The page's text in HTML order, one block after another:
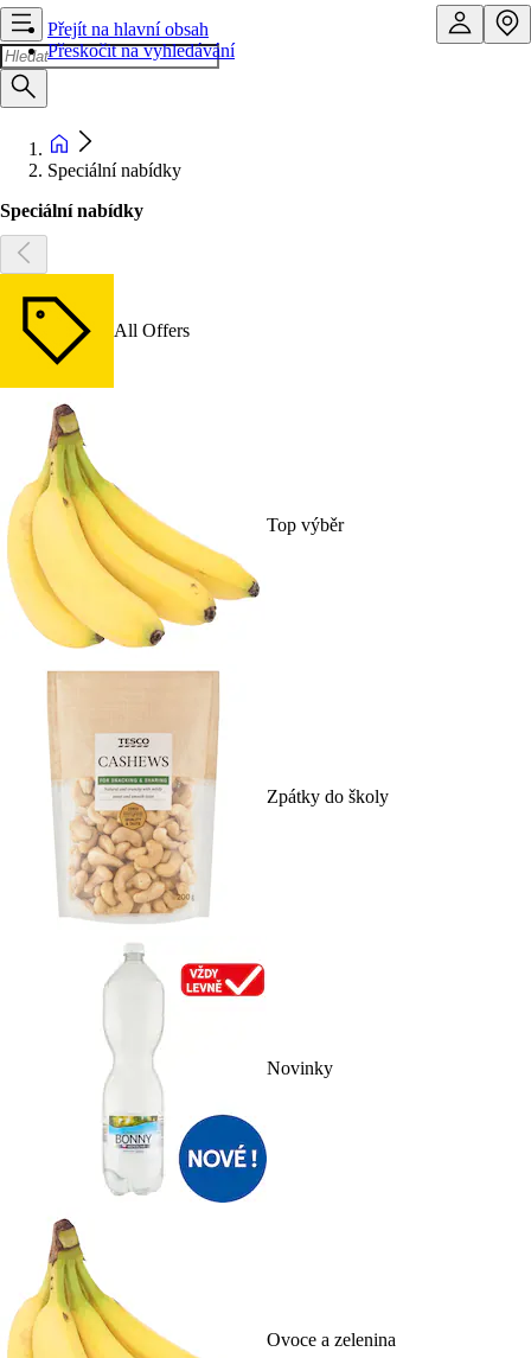
Přejít na hlavní obsah
Přeskočit na vyhledávání
Speciální nabídky
Speciální nabídky
All Offers
Top výběr
Zpátky do školy
Novinky
Ovoce a zelenina